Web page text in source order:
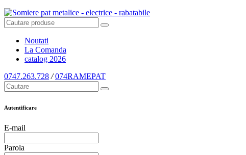
Noutati
La Comanda
catalog 2026
0747.263.728 / 074RAMEPAT
Autentificare
E-mail
Parola